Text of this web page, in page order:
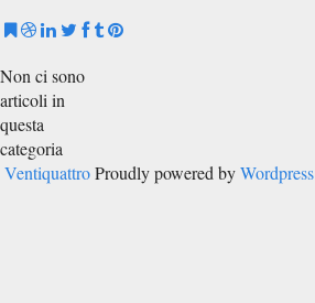
Non ci sono
articoli in
questa
categoria
Ventiquattro Proudly powered byWordpress